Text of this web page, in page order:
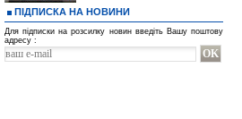
ПІДПИСКА НА НОВИНИ
Для підписки на розсилку новин введіть Вашу поштову
адресу :